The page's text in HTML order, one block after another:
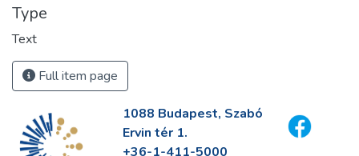
Type
Text
Full item page
1088 Budapest, Szabó
Ervin tér 1.
+36-1-411-5000